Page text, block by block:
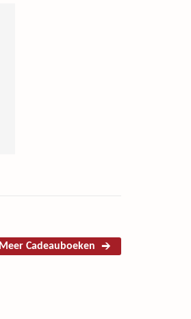
Meer Cadeauboeken